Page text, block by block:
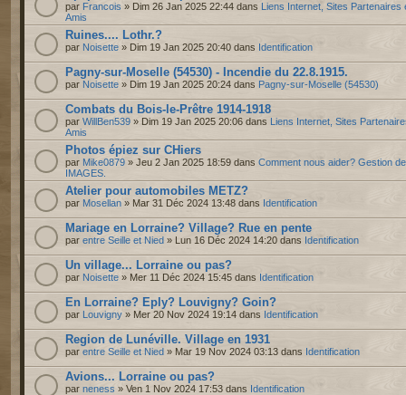
par Francois » Dim 26 Jan 2025 22:44 dans Liens Internet, Sites Partenaires
Amis
Ruines.... Lothr.?
par Noisette » Dim 19 Jan 2025 20:40 dans Identification
Pagny-sur-Moselle (54530) - Incendie du 22.8.1915.
par Noisette » Dim 19 Jan 2025 20:24 dans Pagny-sur-Moselle (54530)
Combats du Bois-le-Prêtre 1914-1918
par WillBen539 » Dim 19 Jan 2025 20:06 dans Liens Internet, Sites
Amis
Photos épiez sur CHiers
par Mike0879 » Jeu 2 Jan 2025 18:59 dans Comment nous aider? Gestion
IMAGES.
Atelier pour automobiles METZ?
par Mosellan » Mar 31 Déc 2024 13:48 dans Identification
Mariage en Lorraine? Village? Rue en pente
par entre Seille et Nied » Lun 16 Déc 2024 14:20 dans Identification
Un village... Lorraine ou pas?
par Noisette » Mer 11 Déc 2024 15:45 dans Identification
En Lorraine? Eply? Louvigny? Goin?
par Louvigny » Mer 20 Nov 2024 19:14 dans Identification
Region de Lunéville. Village en 1931
par entre Seille et Nied » Mar 19 Nov 2024 03:13 dans Identification
Avions... Lorraine ou pas?
par neness » Ven 1 Nov 2024 17:53 dans Identification